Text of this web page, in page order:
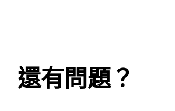
還有問題？